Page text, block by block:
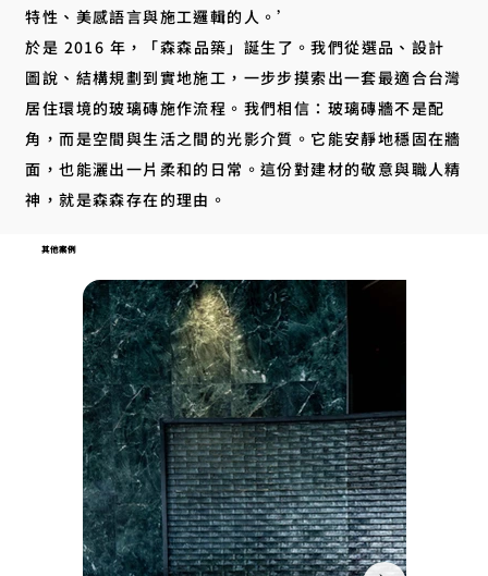
特性、美感語言與施工邏輯的人。’
於是 2016 年，「森森品築」誕生了。我們從選品、設計
圖說、結構規劃到實地施工，一步步摸索出一套最適合台灣
居住環境的玻璃磚施作流程。我們相信：玻璃磚牆不是配
角，而是空間與生活之間的光影介質。它能安靜地穩固在牆
面，也能灑出一片柔和的日常。這份對建材的敬意與職人精
神，就是森森存在的理由。
其他案例